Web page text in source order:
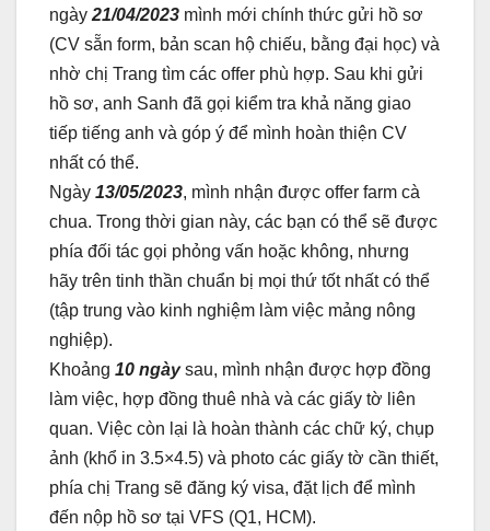
ngày 21/04/2023 mình mới chính thức gửi hồ sơ
(CV sẵn form, bản scan hộ chiếu, bằng đại học) và
nhờ chị Trang tìm các offer phù hợp. Sau khi gửi
hồ sơ, anh Sanh đã gọi kiểm tra khả năng giao
tiếp tiếng anh và góp ý để mình hoàn thiện CV
nhất có thể.
Ngày 13/05/2023, mình nhận được offer farm cà
chua. Trong thời gian này, các bạn có thể sẽ được
phía đối tác gọi phỏng vấn hoặc không, nhưng
hãy trên tinh thần chuẩn bị mọi thứ tốt nhất có thể
(tập trung vào kinh nghiệm làm việc mảng nông
nghiệp).
Khoảng 10 ngàysau, mình nhận được hợp đồng
làm việc, hợp đồng thuê nhà và các giấy tờ liên
quan. Việc còn lại là hoàn thành các chữ ký, chụp
ảnh (khổ in 3.5×4.5) và photo các giấy tờ cần thiết,
phía chị Trang sẽ đăng ký visa, đặt lịch để mình
đến nộp hồ sơ tại VFS (Q1, HCM).